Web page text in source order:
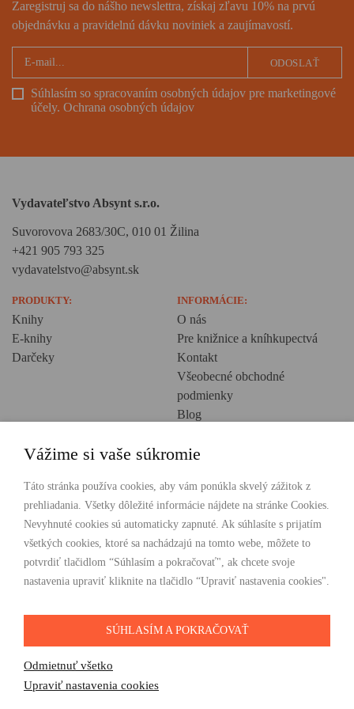
Zaregistruj sa do nášho newslettra, získaj zľavu 10% na prvú
objednávku a pravidelnú dávku noviniek a zaujímavostí.
Súhlasím so spracovaním osobných údajov pre marketingové
účely. Ochrana osobných údajov
ODOSLAŤ
Vydavateľstvo Absynt s.r.o.
Suvorovova 2683/30C, 010 01 Žilina
+421 905 793 325
vydavatelstvo@absynt.sk
PRODUKTY:
Knihy
E-knihy
Darčeky
INFORMÁCIE:
O nás
Pre knižnice a kníhkupectvá
Kontakt
Všeobecné obchodné
podmienky
Blog
Creative Europe
POHODLNÉ NAKUPOVANIE
Odosielame ihneď nasledujúci pracovný deň
Doprava zdarma už od 49 €
SLEDUJTE NÁS
Vážime si vaše súkromie
Táto stránka používa cookies, aby vám ponúkla skvelý zážitok z
prehliadania. Všetky dôležité informácie nájdete na stránke Cookies.
Nevyhnuté cookies sú automaticky zapnuté. Ak súhlasíte s prijatím
všetkých cookies, ktoré sa nachádzajú na tomto webe, môžete to
potvrdiť tlačidlom “Súhlasím a pokračovať", ak chcete svoje
nastavenia upraviť kliknite na tlačidlo “Upraviť nastavenia cookies".
SÚHLASÍM A POKRAČOVAŤ
Odmietnuť všetko
Upraviť nastavenia cookies